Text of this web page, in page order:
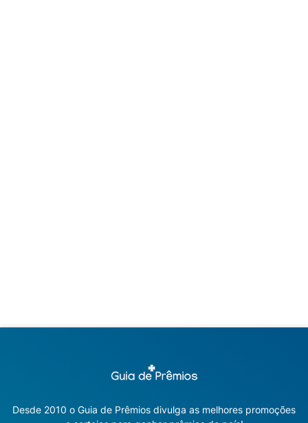
Desde 2010 o Guia de Prêmios divulga as melhores promoções